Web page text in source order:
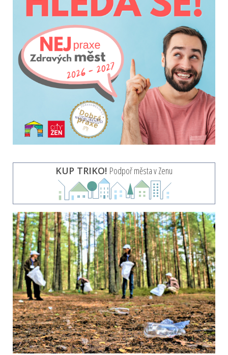
KUP TRIKO! Podpoř města v Zenu